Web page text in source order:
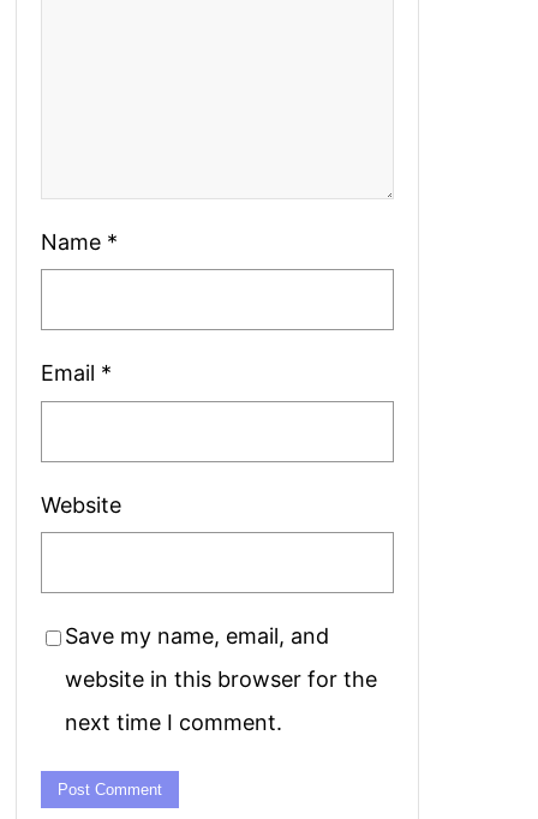
Name *
Email *
Website
Save my name, email, and
website in this browser for the
next time I comment.